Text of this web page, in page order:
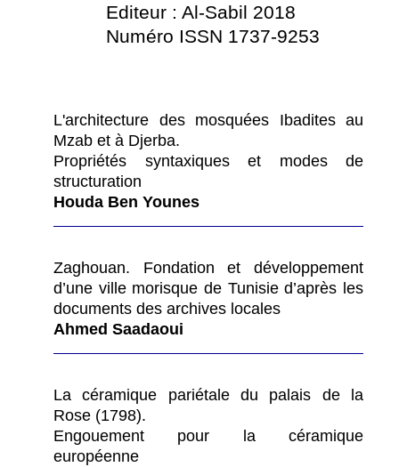
Editeur : Al-Sabil 2018
Numéro ISSN 1737-9253
L'architecture des mosquées Ibadites au
Mzab et à Djerba.
Propriétés syntaxiques et modes de
structuration
Houda Ben Younes
Zaghouan. Fondation et développement
d’une ville morisque de Tunisie d’après les
documents des archives locales
Ahmed Saadaoui
La céramique pariétale du palais de la
Rose (1798).
Engouement pour la céramique
européenne